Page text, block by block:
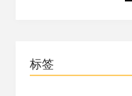
标签